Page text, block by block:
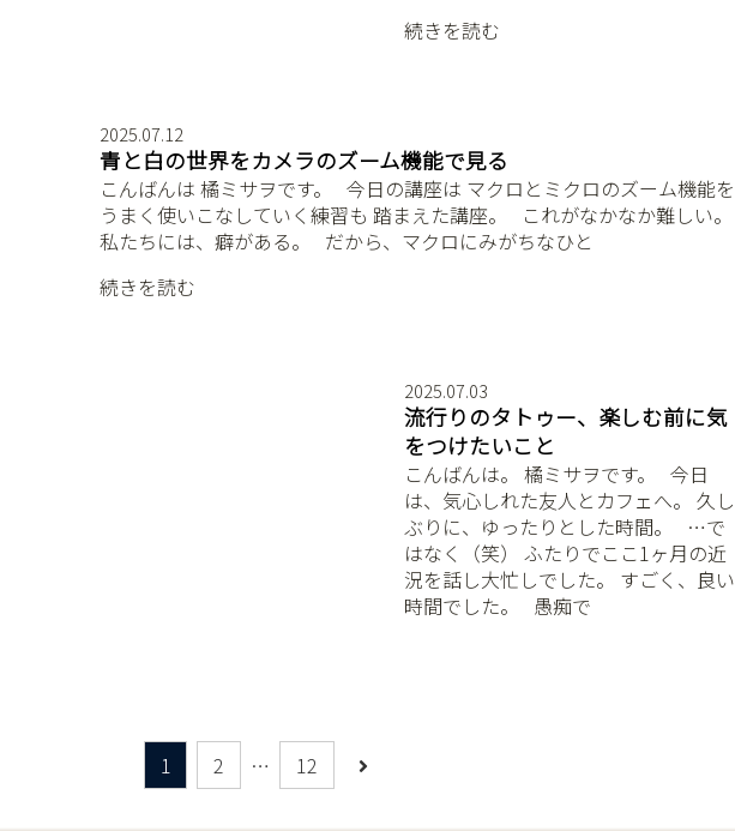
続きを読む
2025.07.12
青と白の世界をカメラのズーム機能で見る
こんばんは 橘ミサヲです。 ⁡ ⁡ 今日の講座は マクロとミクロのズーム機能を
うまく使いこなしていく練習も 踏まえた講座。 ⁡ ⁡ これがなかなか難しい。
私たちには、癖がある。 ⁡ ⁡ だから、マクロにみがちなひと
続きを読む
2025.07.03
流行りのタトゥー、楽しむ前に気
をつけたいこと
こんばんは。 橘ミサヲです。 ⁡ ⁡ 今日
は、気心しれた友人とカフェへ。 久し
ぶりに、ゆったりとした時間。 ⁡ ⁡ …で
はなく（笑） ふたりでここ1ヶ月の近
況を話し大忙しでした。 すごく、良い
時間でした。 ⁡ ⁡ 愚痴で
1 2 … 12